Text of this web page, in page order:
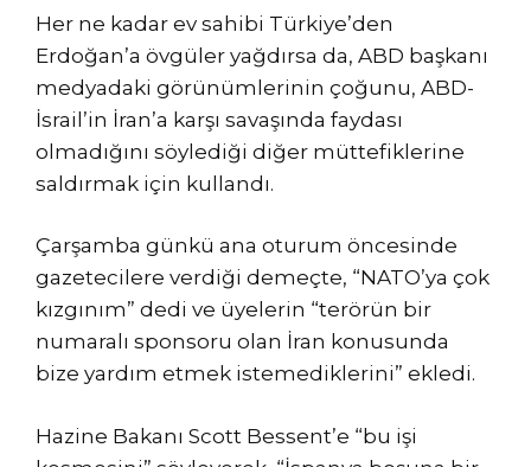
Her ne kadar ev sahibi Türkiye’den
Erdoğan’a övgüler yağdırsa da, ABD başkanı
medyadaki görünümlerinin çoğunu, ABD-
İsrail’in İran’a karşı savaşında faydası
olmadığını söylediği diğer müttefiklerine
saldırmak için kullandı.
Çarşamba günkü ana oturum öncesinde
gazetecilere verdiği demeçte, “NATO’ya çok
kızgınım” dedi ve üyelerin “terörün bir
numaralı sponsoru olan İran konusunda
bize yardım etmek istemediklerini” ekledi.
Hazine Bakanı Scott Bessent’e “bu işi